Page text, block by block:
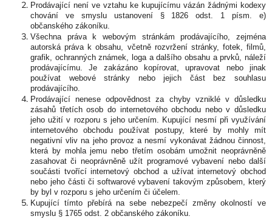
Prodávající není ve vztahu ke kupujícímu vázán žádnými kodexy
chování ve smyslu ustanovení § 1826 odst. 1 písm. e)
občanského zákoníku.
Všechna práva k webovým stránkám prodávajícího, zejména
autorská práva k obsahu, včetně rozvržení stránky, fotek, filmů,
grafik, ochranných známek, loga a dalšího obsahu a prvků, náleží
prodávajícímu. Je zakázáno kopírovat, upravovat nebo jinak
používat webové stránky nebo jejich část bez souhlasu
prodávajícího.
Prodávající nenese odpovědnost za chyby vzniklé v důsledku
zásahů třetích osob do internetového obchodu nebo v důsledku
jeho užití v rozporu s jeho určením. Kupující nesmí při využívání
internetového obchodu používat postupy, které by mohly mít
negativní vliv na jeho provoz a nesmí vykonávat žádnou činnost,
která by mohla jemu nebo třetím osobám umožnit neoprávněně
zasahovat či neoprávněně užít programové vybavení nebo další
součásti tvořící internetový obchod a užívat internetový obchod
nebo jeho části či softwarové vybavení takovým způsobem, který
by byl v rozporu s jeho určením či účelem.
Kupující tímto přebírá na sebe nebezpečí změny okolností ve
smyslu § 1765 odst. 2 občanského zákoníku.